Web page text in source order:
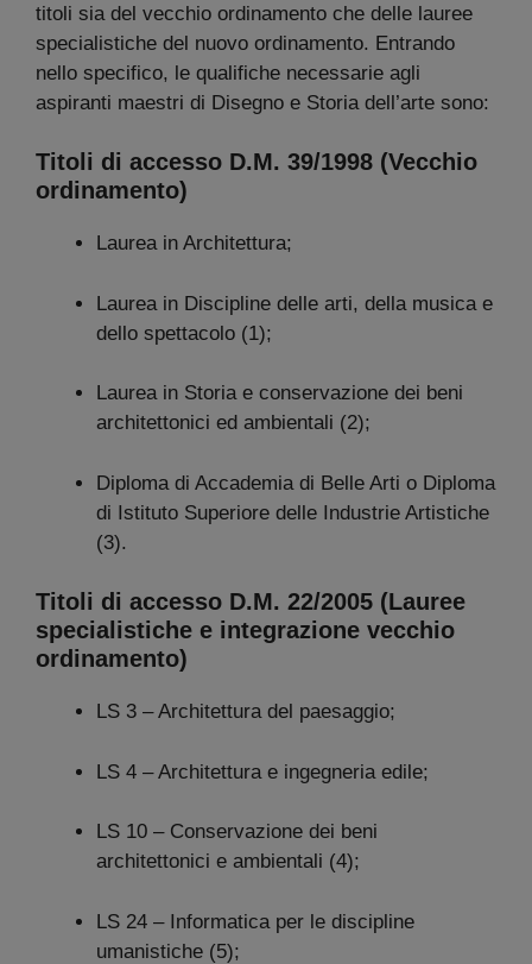
titoli sia del vecchio ordinamento che delle lauree
specialistiche del nuovo ordinamento. Entrando
nello specifico, le qualifiche necessarie agli
aspiranti maestri di Disegno e Storia dell’arte sono:
Titoli di accesso D.M. 39/1998 (Vecchio
ordinamento)
Laurea in Architettura;
Laurea in Discipline delle arti, della musica e
dello spettacolo (1);
Laurea in Storia e conservazione dei beni
architettonici ed ambientali (2);
Diploma di Accademia di Belle Arti o Diploma
di Istituto Superiore delle Industrie Artistiche
(3).
Titoli di accesso D.M. 22/2005 (Lauree
specialistiche e integrazione vecchio
ordinamento)
LS 3 – Architettura del paesaggio;
LS 4 – Architettura e ingegneria edile;
LS 10 – Conservazione dei beni
architettonici e ambientali (4);
LS 24 – Informatica per le discipline
umanistiche (5);